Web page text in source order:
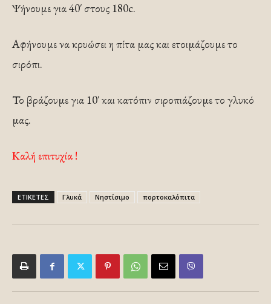
Ψήνουμε για 40′ στους 180c.
Αφήνουμε να κρυώσει η πίτα μας και ετοιμάζουμε το
σιρόπι.
Το βράζουμε για 10′ και κατόπιν σιροπιάζουμε το γλυκό
μας.
Καλή επιτυχία !
ΕΤΙΚΕΤΕΣ Γλυκά Νηστίσιμο πορτοκαλόπιτα